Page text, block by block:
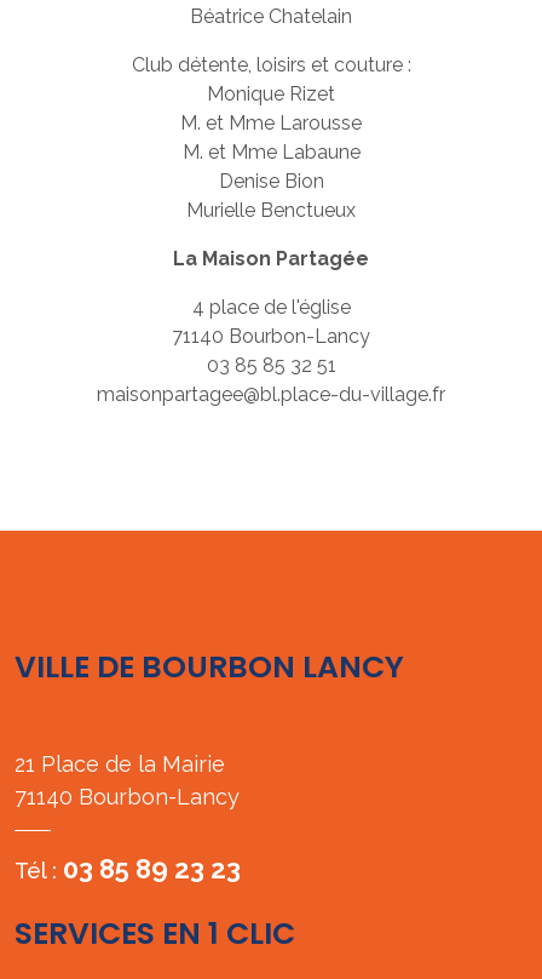
Béatrice Chatelain
Club détente, loisirs et couture :
Monique Rizet
M. et Mme Larousse
M. et Mme Labaune
Denise Bion
Murielle Benctueux
La Maison Partagée
4 place de l'église
71140 Bourbon-Lancy
03 85 85 32 51
maisonpartagee@bl.place-du-village.fr
VILLE DE BOURBON LANCY
21 Place de la Mairie
71140 Bourbon-Lancy
Tél : 03 85 89 23 23
SERVICES EN 1 CLIC